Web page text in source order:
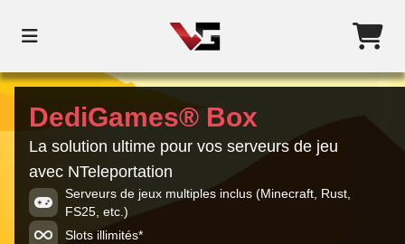
DediGames® Box
La solution ultime pour vos serveurs de jeu
avec NTeleportation
Serveurs de jeux multiples inclus (Minecraft, Rust,
FS25, etc.)
Slots illimités*